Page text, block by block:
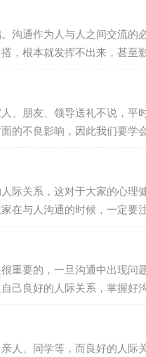
沟通作为人与人之间交流
，根本就发挥不出来，甚至
经常上互联网看资讯以及通过看电
会的热点信息，为沟通冷场
、朋友、领导送礼不说，平
，因此我们要学会如何拒绝别人的
送者暗示自己难以接受对方
送舞票给一位小姐，而对方
，而且我们已经有约在先了。” 二是可采取直言缘由法
际关系，这对于大家的心理
的时候，一定要注意以下的六大原则
不是批评、责备、抱怨、攻击。 二、
这些都是的刽子手，只会使事情恶化
要适当的请求对方的尊重…
重要的，一旦沟通中出现问
际关系，掌握好沟通的原则是很重
放低姿态 “我说的才是对的”，这种态度只
去。在进行沟通的时候，要
人、同学等，而良好的人际